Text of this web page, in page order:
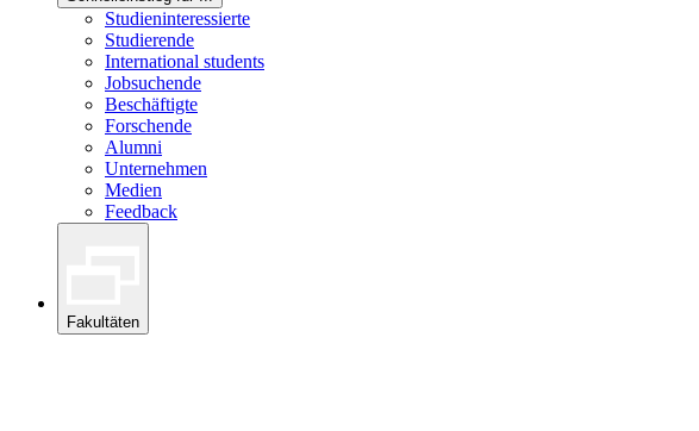
Studieninteressierte
Studierende
International students
Jobsuchende
Beschäftigte
Forschende
Alumni
Unternehmen
Medien
Feedback
Fakultäten